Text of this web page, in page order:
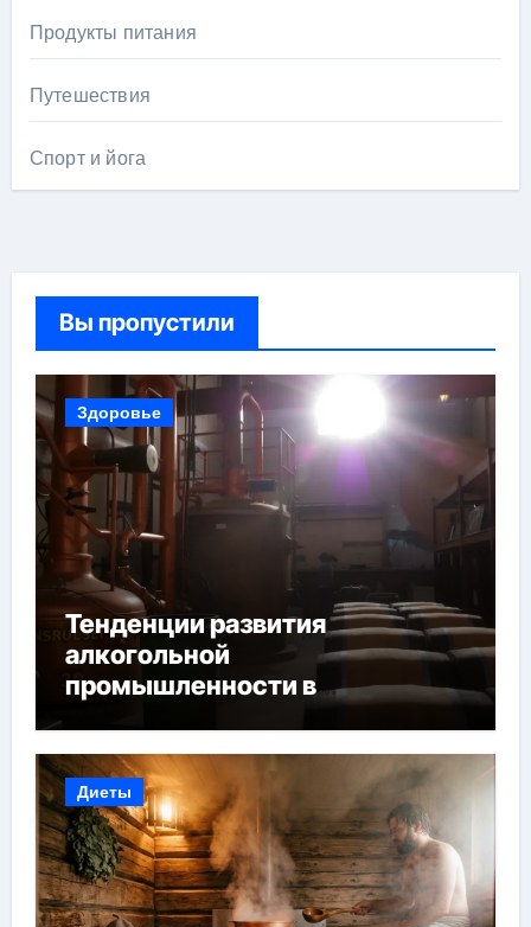
Продукты питания
Путешествия
Спорт и йога
Вы пропустили
Здоровье
Тенденции развития
алкогольной
промышленности в
Диеты